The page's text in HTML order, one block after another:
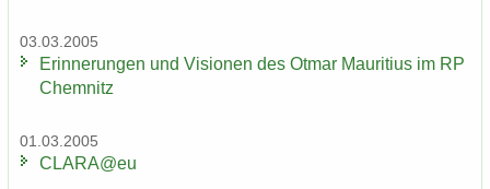
03.03.2005
Er­in­ne­run­gen und Vi­sio­nen des Otmar Mau­ri­ti­us im RP
Chem­nitz
01.03.2005
CLARA@eu